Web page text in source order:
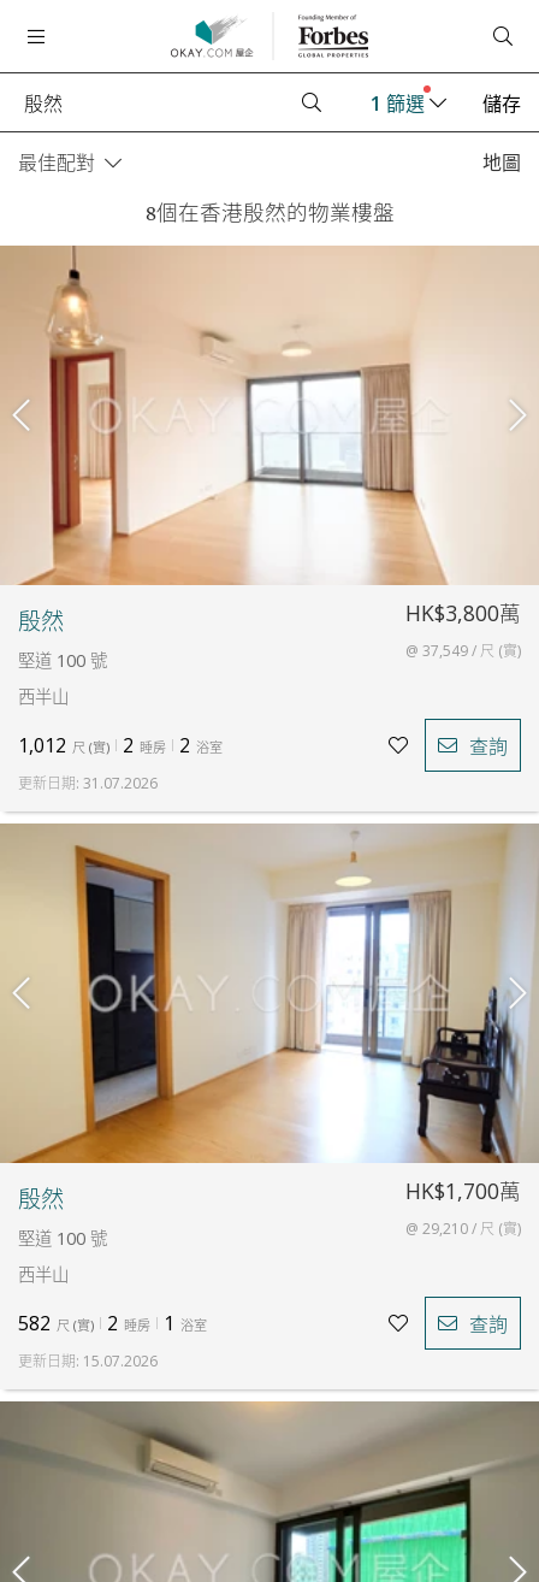
1 篩選 儲存
最佳配對 地圖
8個在香港殷然的物業樓盤
殷然
堅道 100 號
西半山
HK$3,800萬
@ 37,549 / 尺 (實)
1,012 尺 (實) 2 睡房 2 浴室 查詢
更新日期: 31.07.2026
殷然
堅道 100 號
西半山
HK$1,700萬
@ 29,210 / 尺 (實)
582 尺 (實) 2 睡房 1 浴室 查詢
更新日期: 15.07.2026